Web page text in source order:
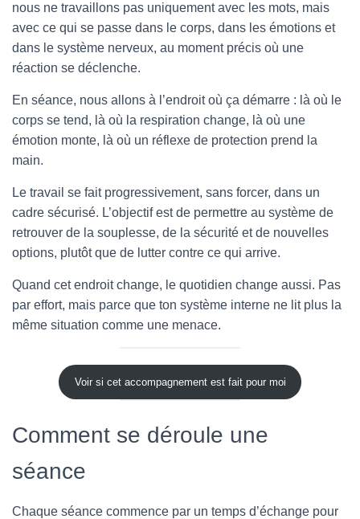
nous ne travaillons pas uniquement avec les mots, mais
avec ce qui se passe dans le corps, dans les émotions et
dans le système nerveux, au moment précis où une
réaction se déclenche.
En séance, nous allons à l’endroit où ça démarre : là où le
corps se tend, là où la respiration change, là où une
émotion monte, là où un réflexe de protection prend la
main.
Le travail se fait progressivement, sans forcer, dans un
cadre sécurisé. L’objectif est de permettre au système de
retrouver de la souplesse, de la sécurité et de nouvelles
options, plutôt que de lutter contre ce qui arrive.
Quand cet endroit change, le quotidien change aussi. Pas
par effort, mais parce que ton système interne ne lit plus la
même situation comme une menace.
Voir si cet accompagnement est fait pour moi
Comment se déroule une
séance
Chaque séance commence par un temps d’échange pour